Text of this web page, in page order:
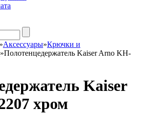
»Аксессуары»Крючки и
»Полотенцедержатель Kaiser Arno KH-
Kaiser
хром